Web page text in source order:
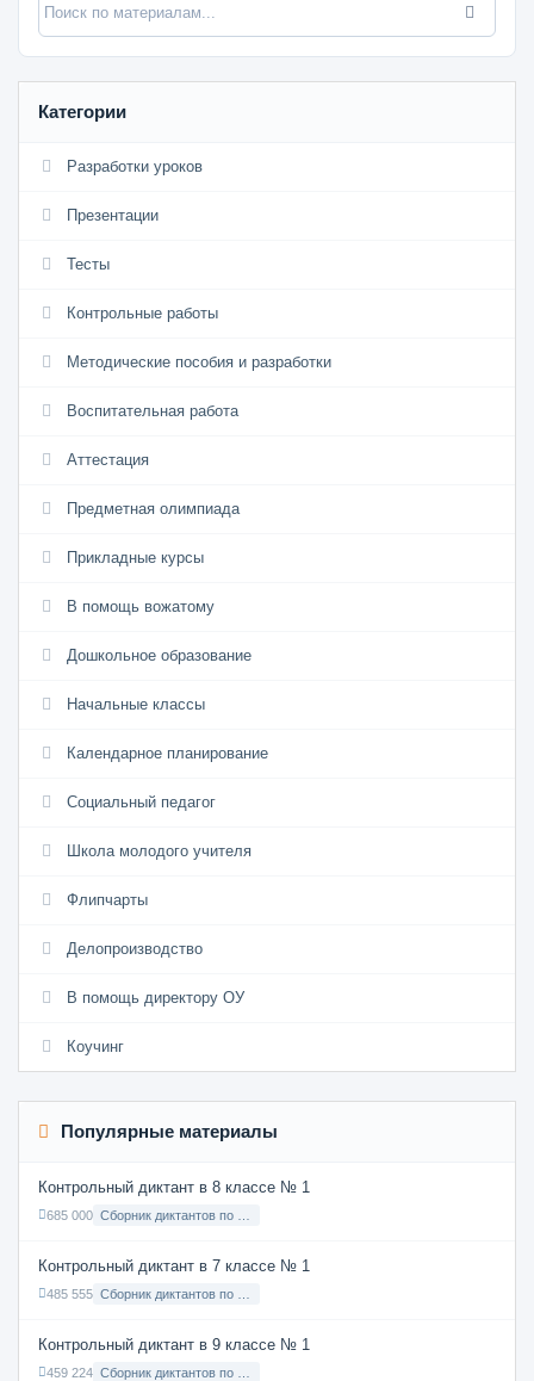
Категории
Разработки уроков
Презентации
Тесты
Контрольные работы
Методические пособия и разработки
Воспитательная работа
Аттестация
Предметная олимпиада
Прикладные курсы
В помощь вожатому
Дошкольное образование
Начальные классы
Календарное планирование
Социальный педагог
Школа молодого учителя
Флипчарты
Делопроизводство
В помощь директору ОУ
Коучинг
Популярные материалы
Контрольный диктант в 8 классе № 1
685 000
Контрольный диктант в 7 классе № 1
485 555
Контрольный диктант в 9 классе № 1
459 224